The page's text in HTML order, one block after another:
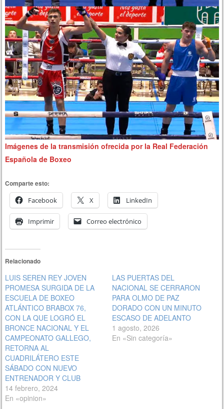
Imágenes de la transmisión ofrecida por la Real Federación
Española de Boxeo
Comparte esto:
Facebook
X LinkedIn
Imprimir Correo electrónico
Relacionado
LUIS SEREN REY JOVEN
PROMESA SURGIDA DE LA
ESCUELA DE BOXEO
ATLÁNTICO BRABOX 76,
CON LA QUE LOGRÓ EL
BRONCE NACIONAL Y EL
CAMPEONATO GALLEGO,
RETORNA AL
CUADRILÁTERO ESTE
SÁBADO CON NUEVO
ENTRENADOR Y CLUB
14 febrero, 2024
En «opinion»
LAS PUERTAS DEL
NACIONAL SE CERRARON
PARA OLMO DE PAZ
DORADO CON UN MINUTO
ESCASO DE ADELANTO
1 agosto, 2026
En «Sin categoría»